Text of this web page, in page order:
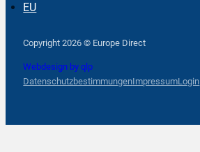
EU
Copyright 2026 © Europe Direct
Webdesign by qlp
DatenschutzbestimmungenImpressumLogin